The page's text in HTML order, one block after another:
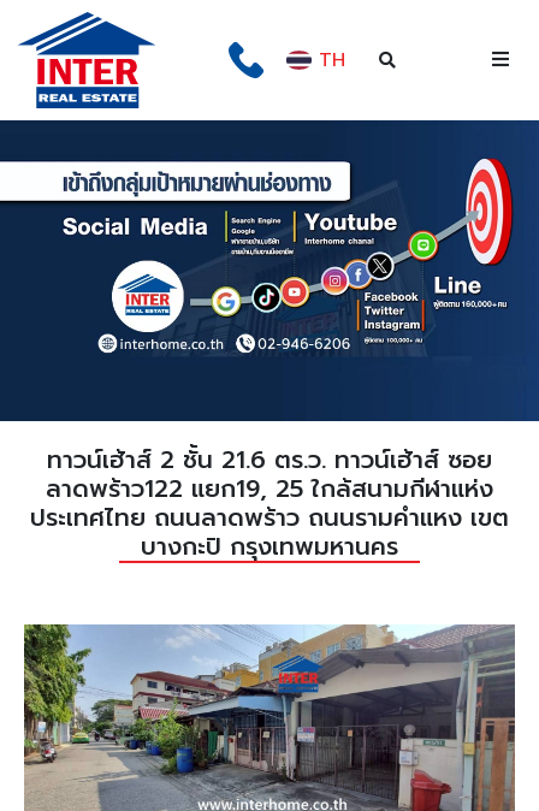
TH
ทาวน์เฮ้าส์ 2 ชั้น 21.6 ตร.ว. ทาวน์เฮ้าส์ ซอย
ลาดพร้าว122 แยก19, 25 ใกล้สนามกีฬาแห่ง
ประเทศไทย ถนนลาดพร้าว ถนนรามคำแหง เขต
บางกะปิ กรุงเทพมหานคร